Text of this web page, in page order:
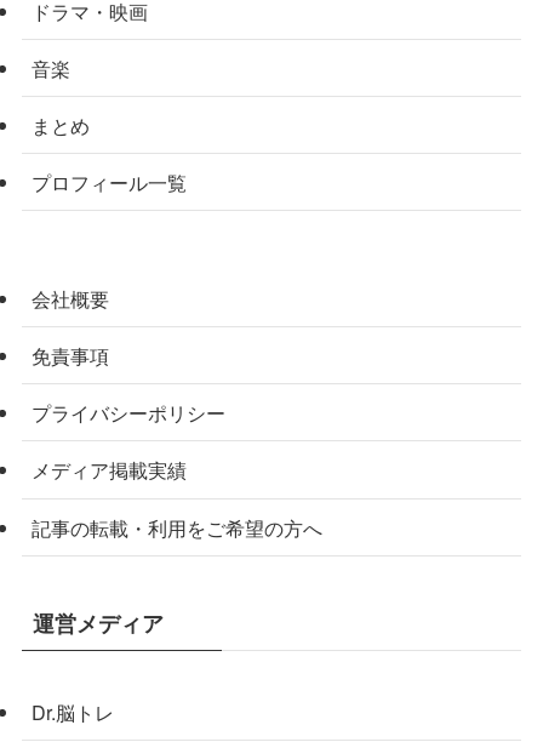
ドラマ・映画
音楽
まとめ
プロフィール一覧
会社概要
免責事項
プライバシーポリシー
メディア掲載実績
記事の転載・利用をご希望の方へ
運営メディア
Dr.脳トレ